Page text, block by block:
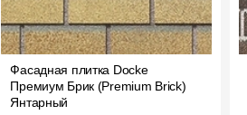
Фасадная плитка Docke
Премиум Брик (Premium Brick)
Янтарный